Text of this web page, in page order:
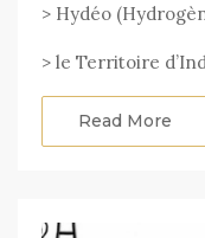
> Hydéo
> le Territoire
Read More